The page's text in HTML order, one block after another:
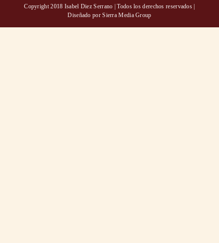
Copyright 2018 Isabel Diez Serrano | Todos los derechos reservados |
Diseñado porSierra Media Group